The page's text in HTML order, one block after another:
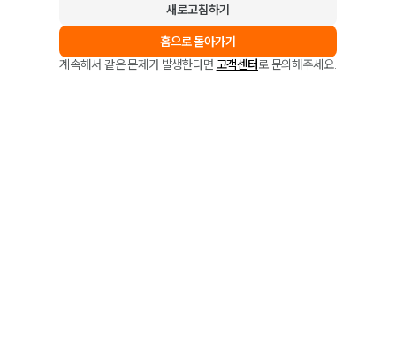
새로고침하기
홈으로 돌아가기
계속해서 같은 문제가 발생한다면 고객센터로 문의해주세요.